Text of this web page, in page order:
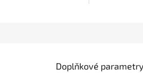
Doplňkové parametry